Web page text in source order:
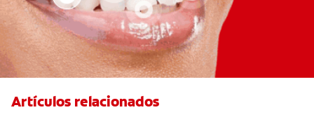
Artículos relacionados